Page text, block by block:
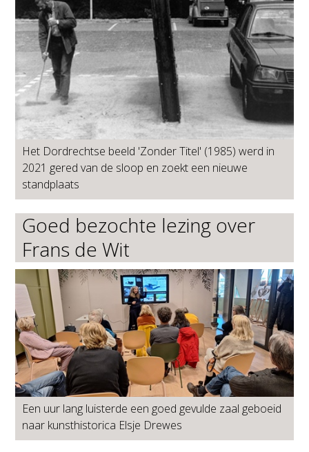
Het Dordrechtse beeld 'Zonder Titel' (1985) werd in
2021 gered van de sloop en zoekt een nieuwe
standplaats
Goed bezochte lezing over
Frans de Wit
Een uur lang luisterde een goed gevulde zaal geboeid
naar kunsthistorica Elsje Drewes